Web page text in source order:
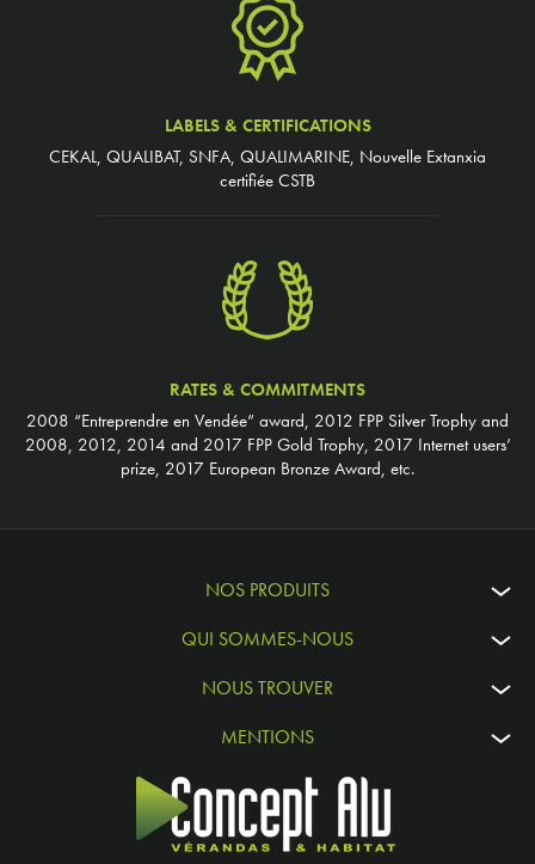
LABELS & CERTIFICATIONS
CEKAL, QUALIBAT, SNFA, QUALIMARINE, Nouvelle Extanxia
certifiée CSTB
RATES & COMMITMENTS
2008 “Entreprendre en Vendée” award, 2012 FPP Silver Trophy and
2008, 2012, 2014 and 2017 FPP Gold Trophy, 2017 Internet users’
prize, 2017 European Bronze Award, etc.
NOS PRODUITS
QUI SOMMES-NOUS
NOUS TROUVER
MENTIONS